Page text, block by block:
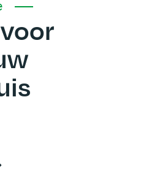
- Cultuurhuis